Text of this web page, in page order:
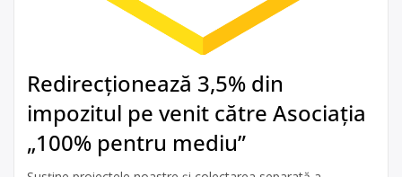
Redirecționează 3,5% din
impozitul pe venit către Asociația
„100% pentru mediu”